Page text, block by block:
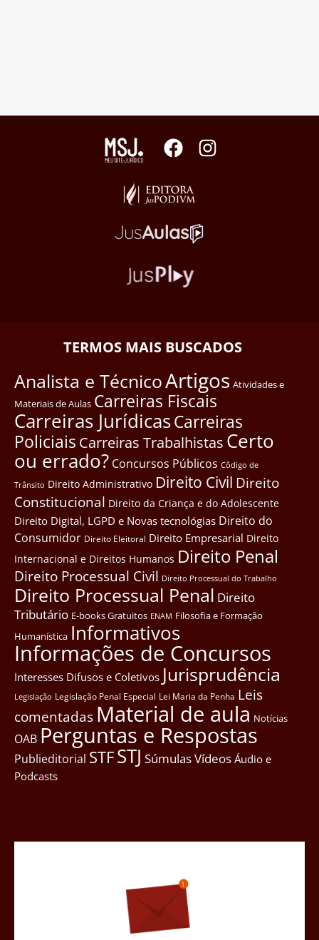
TERMOS MAIS BUSCADOS
Analista e TécnicoArtigos Atividades e
Materiais de Aulas Carreiras Fiscais
Carreiras JurídicasCarreiras
Policiais Carreiras Trabalhistas Certo
ou errado? Concursos Públicos Côdigo de
Trânsito Direito Administrativo Direito Civil Direito
Constitucional Direito da Criança e do Adolescente
Direito Digital, LGPD e Novas tecnológias Direito do
Consumidor Direito Eleitoral Direito Empresarial Direito
Internacional e Direitos Humanos Direito Penal
Direito Processual Civil Direito Processual do Trabalho
Direito Processual Penal Direito
Tributário E-books Gratuitos ENAM Filosofia e Formação
Humanística Informativos
Informações de Concursos
Interesses Difusos e Coletivos Jurisprudência
Legislação Legislação Penal Especial Lei Maria da Penha Leis
comentadas Material de aula Notícias
OAB Perguntas e Respostas
Publieditorial STFSTJ SúmulasVídeos Áudio e
Podcasts